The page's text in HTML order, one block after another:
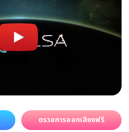
ตรวจการออกเสียงฟรี